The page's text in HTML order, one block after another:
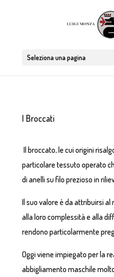
Seleziona una pagina
I Broccati
Il broccato, le cui origini
particolare tessuto operato
di anelli su filo prezioso in
Il suo valore è da attribuirsi
alla loro complessità e alla
rendono particolarmente
Oggi viene impiegato per la
abbigliamento maschile